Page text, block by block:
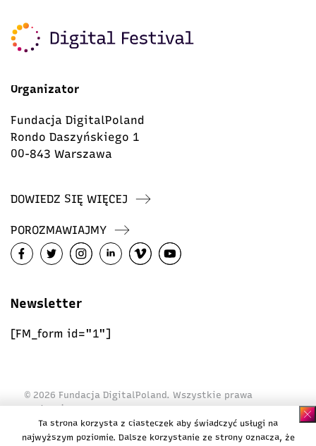
Organizator
Fundacja DigitalPoland
Rondo Daszyńskiego 1
00-843 Warszawa
DOWIEDZ SIĘ WIĘCEJ
POROZMAWIAJMY
Newsletter
[FM_form id="1"]
© 2026 Fundacja DigitalPoland. Wszystkie prawa
zastrzeżone
Polityka ciasteczek
Ta strona korzysta z ciasteczek aby świadczyć usługi na
najwyższym poziomie. Dalsze korzystanie ze strony oznacza, że